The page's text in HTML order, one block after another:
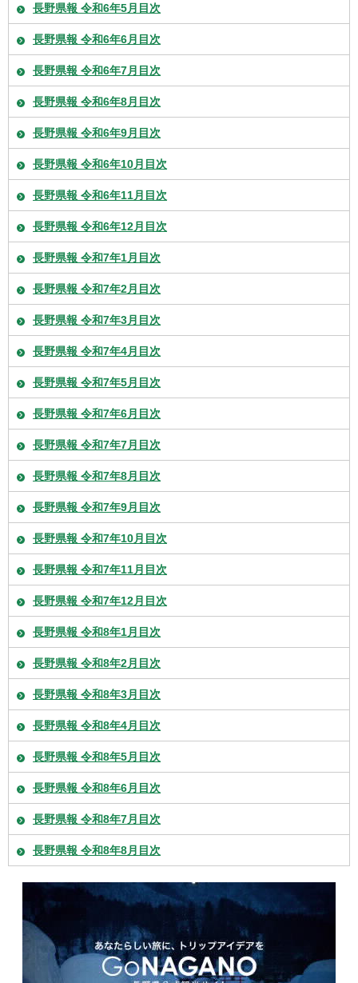
長野県報 令和6年5月目次
長野県報 令和6年6月目次
長野県報 令和6年7月目次
長野県報 令和6年8月目次
長野県報 令和6年9月目次
長野県報 令和6年10月目次
長野県報 令和6年11月目次
長野県報 令和6年12月目次
長野県報 令和7年1月目次
長野県報 令和7年2月目次
長野県報 令和7年3月目次
長野県報 令和7年4月目次
長野県報 令和7年5月目次
長野県報 令和7年6月目次
長野県報 令和7年7月目次
長野県報 令和7年8月目次
長野県報 令和7年9月目次
長野県報 令和7年10月目次
長野県報 令和7年11月目次
長野県報 令和7年12月目次
長野県報 令和8年1月目次
長野県報 令和8年2月目次
長野県報 令和8年3月目次
長野県報 令和8年4月目次
長野県報 令和8年5月目次
長野県報 令和8年6月目次
長野県報 令和8年7月目次
長野県報 令和8年8月目次